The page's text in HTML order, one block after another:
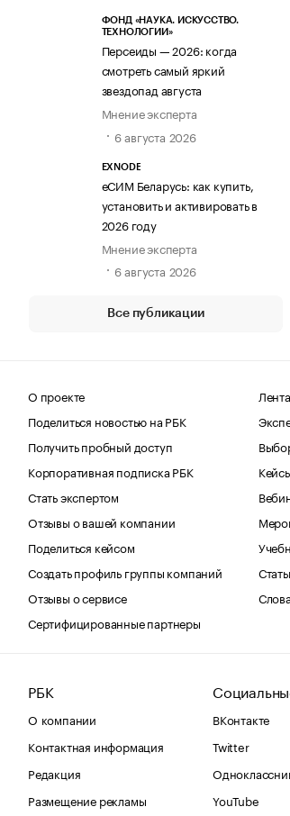
ФОНД «НАУКА. ИСКУССТВО.
ТЕХНОЛОГИИ»
Персеиды — 2026: когда
смотреть самый яркий
звездопад августа
Мнение эксперта
6 августа 2026
EXNODE
еСИМ Беларусь: как купить,
установить и активировать в
2026 году
Мнение эксперта
6 августа 2026
Все публикации
О проекте
Поделиться новостью на РБК
Получить пробный доступ
Корпоративная подписка РБК
Стать экспертом
Отзывы о вашей компании
Поделиться кейсом
Создать профиль группы компаний
Отзывы о сервисе
Сертифицированные партнеры
РБК
О компании
Контактная информация
Редакция
Размещение рекламы
ВКонтакте
Twitter
YouTube